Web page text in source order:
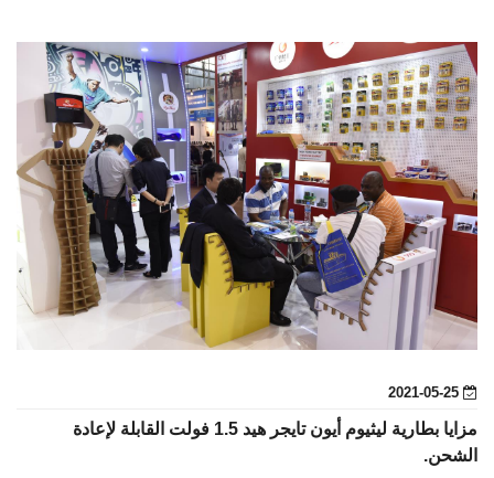
مزايا بطارية ليثيوم أيون تايجر هيد 1.5 فولت القابلة لإعادة
الشحن.